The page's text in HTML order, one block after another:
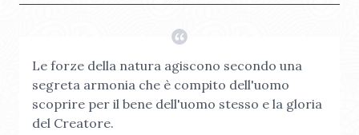
Le forze della natura agiscono secondo una
segreta armonia che è compito dell'uomo
scoprire per il bene dell'uomo stesso e la gloria
del Creatore.